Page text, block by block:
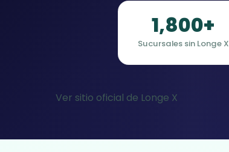
1,800+
Sucursales sin Longe X
Ver sitio oficial de Longe X